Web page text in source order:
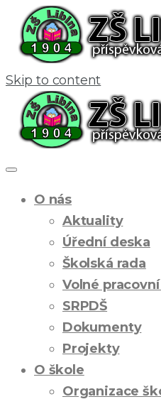
Skip to content
O nás
Aktuality
Úřední deska
Školská rada
Volné
SRPDŠ
Dokumenty
Projekty
O škole
Organizace